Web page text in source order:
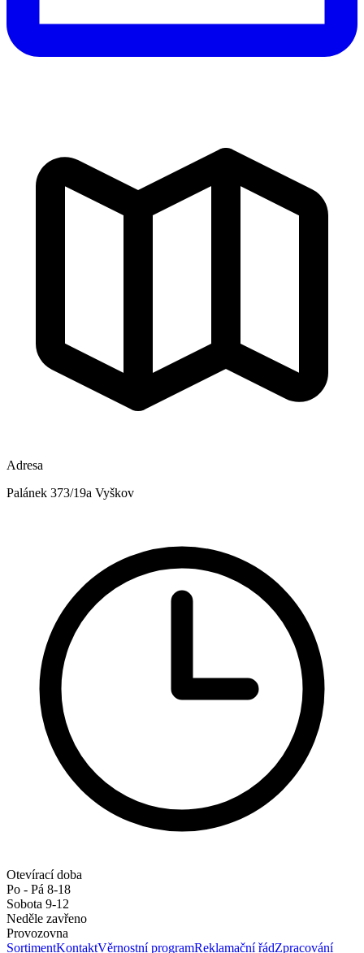
Adresa
Palánek 373/19a Vyškov
Otevírací doba
Po - Pá 8-18
Sobota 9-12
Neděle zavřeno
Provozovna
SortimentKontaktVěrnostní programReklamační řádZpracování